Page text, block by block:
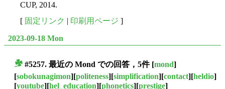
CUP, 2014.
[ 固定リンク | 印刷用ページ ]
2023-09-18 Mon
#5257. 最近の Mond での回答，5件[mond]
[sobokunagimon][politeness][simplification][contact][heldio]
[youtube][hel_education][phonetics][prestige]